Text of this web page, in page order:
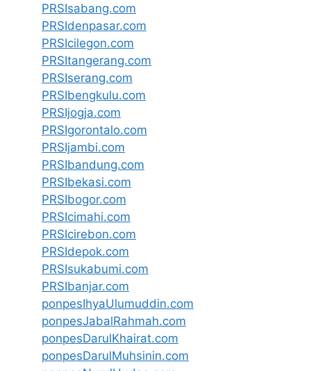
PRSIsabang.com
PRSIdenpasar.com
PRSIcilegon.com
PRSItangerang.com
PRSIserang.com
PRSIbengkulu.com
PRSIjogja.com
PRSIgorontalo.com
PRSIjambi.com
PRSIbandung.com
PRSIbekasi.com
PRSIbogor.com
PRSIcimahi.com
PRSIcirebon.com
PRSIdepok.com
PRSIsukabumi.com
PRSIbanjar.com
ponpesIhyaUlumuddin.com
ponpesJabalRahmah.com
ponpesDarulKhairat.com
ponpesDarulMuhsinin.com